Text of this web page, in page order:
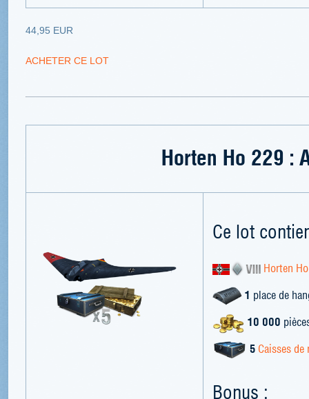
44,95 EUR
ACHETER CE LOT
Horten Ho 229 :
Ce lot
Horten
1 place de
10 000
5 Caisses
Bonus :